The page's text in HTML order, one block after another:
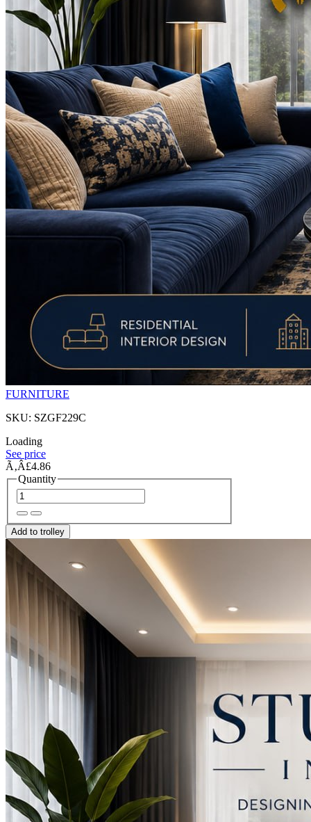
FURNITURE
SKU: SZGF229C
Loading
See price
Ã‚Â£4.86
Quantity
Add to trolley